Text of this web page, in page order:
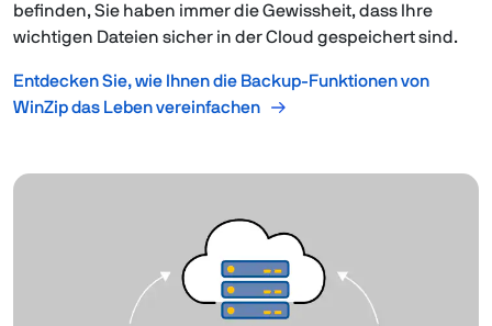
befinden, Sie haben immer die Gewissheit, dass Ihre
wichtigen Dateien sicher in der Cloud gespeichert sind.
Entdecken Sie, wie Ihnen die Backup-Funktionen von
WinZip das Leben vereinfachen